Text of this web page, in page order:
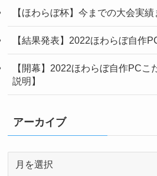
【ほわらぼ杯】今までの大会実績
【結果発表】2022ほわらぼ自作
【開幕】2022ほわらぼ自作PCこ
説明】
アーカイブ